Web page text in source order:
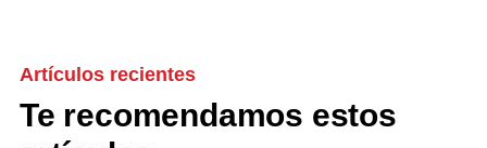
Artículos recientes
Te recomendamos estos